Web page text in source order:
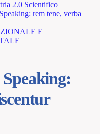
2.0 Scientifico
rem tene, verba
E